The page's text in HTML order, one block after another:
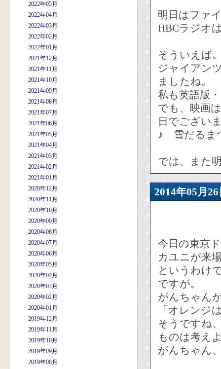
2022年05月
2022年04月
2022年03月
2022年02月
2022年01月
2021年12月
2021年11月
2021年10月
2021年09月
2021年08月
2021年07月
2021年06月
2021年05月
2021年04月
2021年03月
2021年02月
2021年01月
2020年12月
2020年11月
2020年10月
2020年09月
2020年08月
2020年07月
2020年06月
2020年05月
2020年04月
2020年03月
2020年02月
2020年01月
2019年12月
2019年11月
2019年10月
2019年09月
2019年08月
明日はファ
HBCラジオ
そういえば
ジャイアン
ましたね。
私も英語版
でも、映画
日でござい
♪ 雪だるま
では、また
2014年05
今日の東京
カユニが来
というわけ
ですが。
がんちゃん
「オレンジ
そうですね
ものは考え
がんちゃん